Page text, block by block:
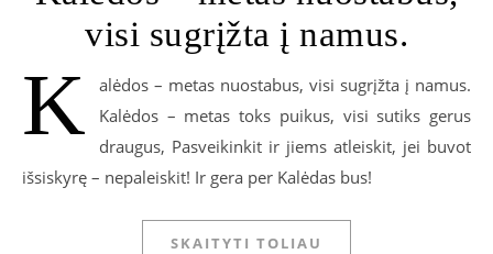
visi sugrįžta į namus.
K
alėdos – metas nuostabus, visi sugrįžta į namus.
Kalėdos – metas toks puikus, visi sutiks gerus
draugus, Pasveikinkit ir jiems atleiskit, jei buvot
išsiskyrę – nepaleiskit! Ir gera per Kalėdas bus!
SKAITYTI TOLIAU